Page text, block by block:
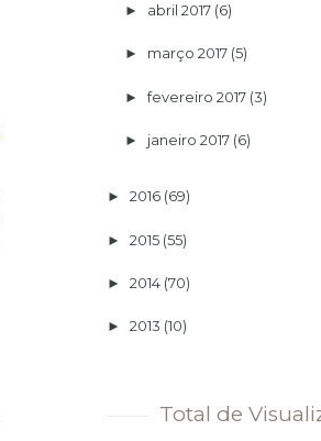
► abril 2017 (6)
► março 2017 (5)
►fevereiro 2017 (3)
► janeiro 2017 (6)
► 2016 (69)
► 2015 (55)
► 2014 (70)
► 2013 (10)
Total de